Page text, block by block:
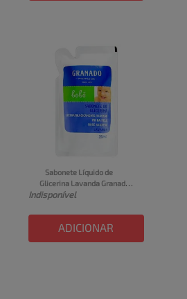
Sabonete Líquido de
Glicerina Lavanda Granado
Bebê Sachê 250ml Refil
Indisponível
ADICIONAR